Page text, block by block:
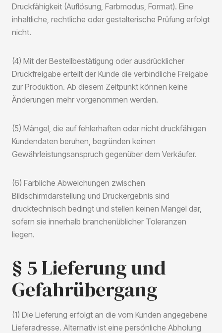
Druckfähigkeit (Auflösung, Farbmodus, Format). Eine
inhaltliche, rechtliche oder gestalterische Prüfung erfolgt
nicht.
(4) Mit der Bestellbestätigung oder ausdrücklicher
Druckfreigabe erteilt der Kunde die verbindliche Freigabe
zur Produktion. Ab diesem Zeitpunkt können keine
Änderungen mehr vorgenommen werden.
(5) Mängel, die auf fehlerhaften oder nicht druckfähigen
Kundendaten beruhen, begründen keinen
Gewährleistungsanspruch gegenüber dem Verkäufer.
(6) Farbliche Abweichungen zwischen
Bildschirmdarstellung und Druckergebnis sind
drucktechnisch bedingt und stellen keinen Mangel dar,
sofern sie innerhalb branchenüblicher Toleranzen
liegen.
§ 5 Lieferung und
Gefahrübergang
(1) Die Lieferung erfolgt an die vom Kunden angegebene
Lieferadresse. Alternativ ist eine persönliche Abholung